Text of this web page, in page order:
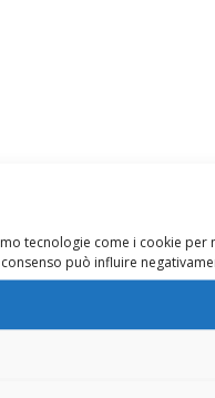
tecnologie come i cookie
può influire